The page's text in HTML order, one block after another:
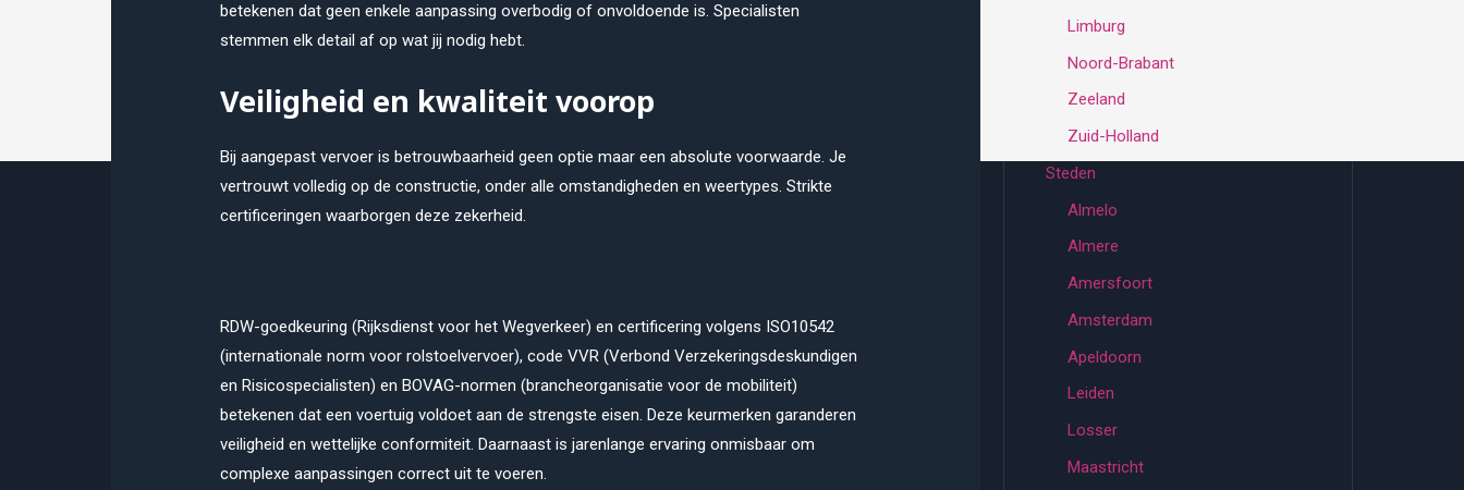
betekenen dat geen enkele aanpassing overbodig of onvoldoende is. Specialisten
stemmen elk detail af op wat jij nodig hebt.
Veiligheid en kwaliteit voorop
Bij aangepast vervoer is betrouwbaarheid geen optie maar een absolute voorwaarde. Je
vertrouwt volledig op de constructie, onder alle omstandigheden en weertypes. Strikte
certificeringen waarborgen deze zekerheid.
RDW-goedkeuring (Rijksdienst voor het Wegverkeer) en certificering volgens ISO10542
(internationale norm voor rolstoelvervoer), code VVR (Verbond Verzekeringsdeskundigen
en Risicospecialisten) en BOVAG-normen (brancheorganisatie voor de mobiliteit)
betekenen dat een voertuig voldoet aan de strengste eisen. Deze keurmerken garanderen
veiligheid en wettelijke conformiteit. Daarnaast is jarenlange ervaring onmisbaar om
complexe aanpassingen correct uit te voeren.
Limburg
Noord-Brabant
Zeeland
Zuid-Holland
Steden
Almelo
Almere
Amersfoort
Amsterdam
Apeldoorn
Leiden
Losser
Maastricht